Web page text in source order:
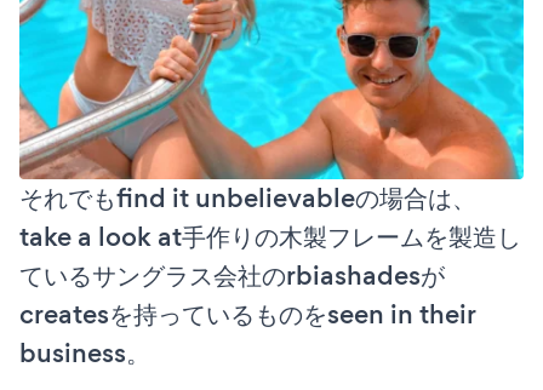
それでもfind it unbelievableの場合は、
take a look at手作りの木製フレームを製造し
ているサングラス会社のrbiashadesが
createsを持っているものをseen in their
business。